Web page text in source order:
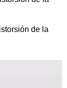
de la